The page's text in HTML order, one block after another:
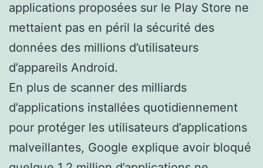
applications proposées sur le Play Store ne
mettaient pas en péril la sécurité des
données des millions d’utilisateurs
d’appareils Android.
En plus de scanner des milliards
d’applications installées quotidiennement
pour protéger les utilisateurs d’applications
malveillantes, Google explique avoir bloqué